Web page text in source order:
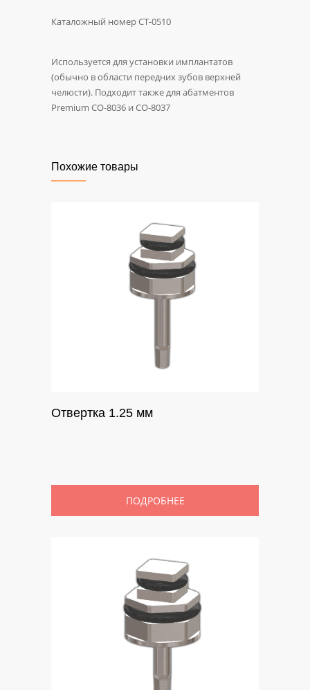
Каталожный номер CT-0510
Используется для установки имплантатов
(обычно в области передних зубов верхней
челюсти). Подходит также для абатментов
Premium CO-8036 и CO-8037
Похожие товары
Отвертка 1.25 мм
ПОДРОБНЕЕ